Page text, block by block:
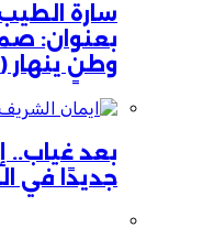
سارة
بعنوان:
وطنٍ ينهار (2)
بعد غياب..
جديدًا في